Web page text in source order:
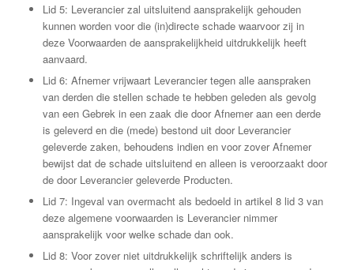
Lid 5: Leverancier zal uitsluitend aansprakelijk gehouden
kunnen worden voor die (in)directe schade waarvoor zij in
deze Voorwaarden de aansprakelijkheid uitdrukkelijk heeft
aanvaard.
Lid 6: Afnemer vrijwaart Leverancier tegen alle aanspraken
van derden die stellen schade te hebben geleden als gevolg
van een Gebrek in een zaak die door Afnemer aan een derde
is geleverd en die (mede) bestond uit door Leverancier
geleverde zaken, behoudens indien en voor zover Afnemer
bewijst dat de schade uitsluitend en alleen is veroorzaakt door
de door Leverancier geleverde Producten.
Lid 7: Ingeval van overmacht als bedoeld in artikel 8 lid 3 van
deze algemene voorwaarden is Leverancier nimmer
aansprakelijk voor welke schade dan ook.
Lid 8: Voor zover niet uitdrukkelijk schriftelijk anders is